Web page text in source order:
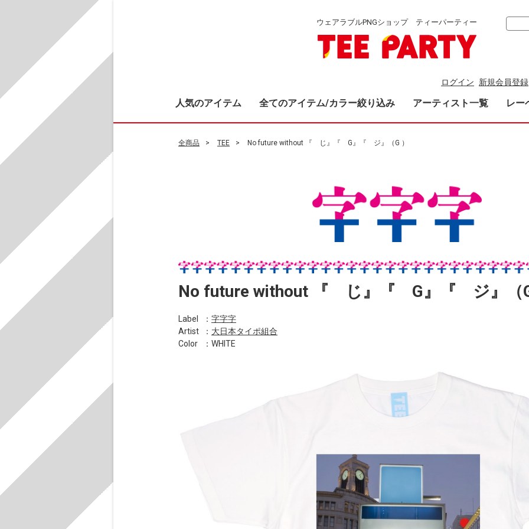
ウェアラブルPNGショップ ティーパーティー
ログイン 新規会員登録
人気のアイテム 全てのアイテム/カラー絞り込み アーティスト一覧 レー
全商品 TEE No future without 『 じ』『 G』『 ジ』（G ）
No future without 『 じ』『 G』『 ジ』（
Label ： 字字字
Artist
： 大日本タイポ組合
Color
：WHITE